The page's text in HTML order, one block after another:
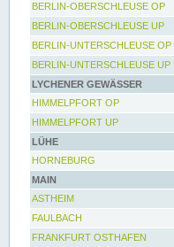
BERLIN-OBERSCHLEUSE OP
BERLIN-OBERSCHLEUSE UP
BERLIN-UNTERSCHLEUSE OP
BERLIN-UNTERSCHLEUSE UP
LYCHENER GEWÄSSER
HIMMELPFORT OP
HIMMELPFORT UP
LÜHE
HORNEBURG
MAIN
ASTHEIM
FAULBACH
FRANKFURT OSTHAFEN